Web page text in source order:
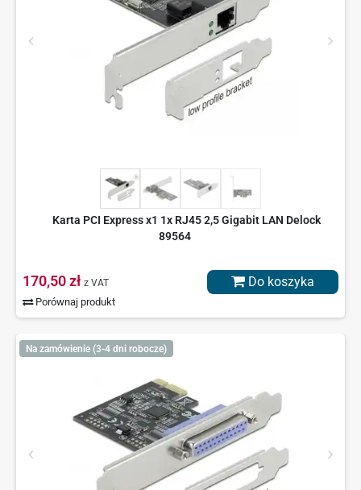
Karta PCI Express x1 1x RJ45 2,5 Gigabit LAN Delock
89564
170,50 zł z VAT
Porównaj produkt
Do koszyka
Na zamówienie (3-4 dni robocze)